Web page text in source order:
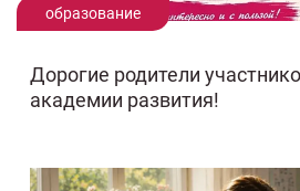
образование
Дорогие родители
академии развития!